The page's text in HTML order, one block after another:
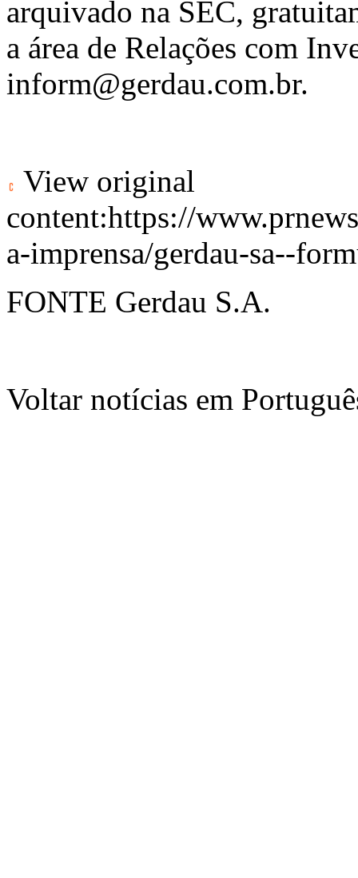
arquivado na SEC,
a área de Relações com
inform@gerdau.com.br.
View original
content:https://
a-imprensa/gerdau-sa--
FONTE Gerdau S.A.
Voltar notícias em